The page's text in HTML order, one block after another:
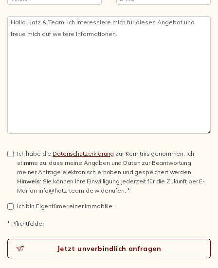
Ich habe die Datenschutzerklärung zur Kenntnis genommen. Ich
stimme zu, dass meine Angaben und Daten zur Beantwortung
meiner Anfrage elektronisch erhoben und gespeichert werden.
Hinweis: Sie können Ihre Einwilligung jederzeit für die Zukunft per E-
Mail an info@hatz-team.de widerrufen. *
Ich bin Eigentümer einer Immobilie.
* Pflichtfelder
Jetzt unverbindlich anfragen